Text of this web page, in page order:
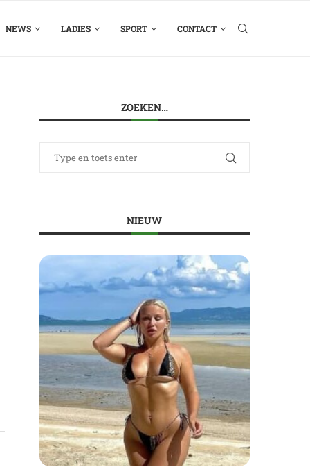
NEWS LADIES SPORT CONTACT
ZOEKEN…
NIEUW